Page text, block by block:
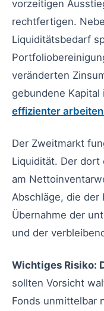
vorzeitigen
rechtfertigen.
Liquiditätsbedarf
veränderten
gebundene Kapital
effizienter
Der Zweitmarkt
Liquidität. Der dort
am
Abschläge, die der
Übernahme der
und der
Wichtiges Risiko:
sollten Vorsicht
Fonds unmittelbar